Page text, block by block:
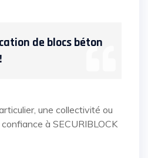
de blocs béton
une collectivité ou
à SECURIBLOCK